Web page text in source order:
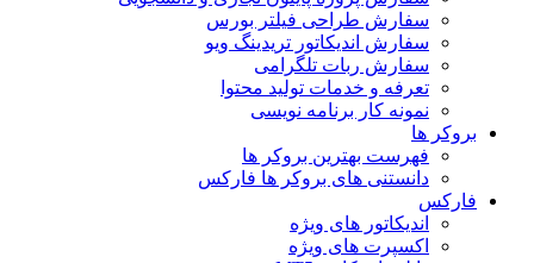
سفارش طراحی فیلتر بورس
سفارش اندیکاتور تریدینگ ویو
سفارش ربات تلگرامی
تعرفه و خدمات تولید محتوا
نمونه کار برنامه نویسی
بروکر ها
فهرست بهترین بروکر ها
دانستنی های بروکر ها فارکس
فارکس
اندیکاتور های ویژه
اکسپرت های ویژه